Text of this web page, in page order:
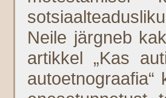
Neile järgneb
artikkel „Kas